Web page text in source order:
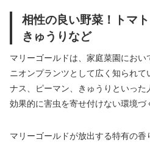
相性の良い野菜！トマ
きゅうりなど
マリーゴールドは、家庭菜園にお
ニオンプランツとして広く知られて
ナス、ピーマン、きゅうりといった
効果的に害虫を寄せ付けない環境づ
マリーゴールドが放出する特有の